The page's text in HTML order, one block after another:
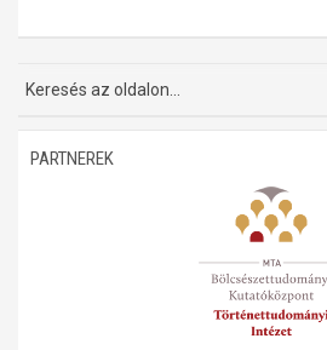
A trianoni
PARTNEREK